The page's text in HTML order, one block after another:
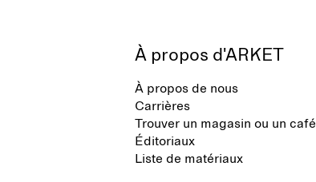
À propos d'ARKET
À propos de nous
Carrières
Trouver un magasin ou un café
Éditoriaux
Liste de matériaux